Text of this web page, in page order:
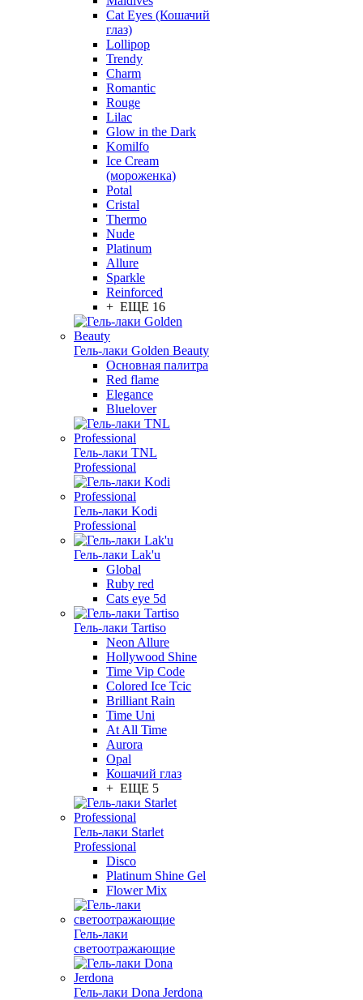
Cat Eyes (Кошачий
глаз)
Lollipop
Trendy
Charm
Romantic
Rouge
Lilac
Glow in the Dark
Komilfo
Ice Cream
(мороженка)
Potal
Cristal
Thermo
Nude
Platinum
Allure
Sparkle
Reinforced
+ ЕЩЕ 16
Гель-лаки Golden Beauty
Основная палитра
Red flame
Elegance
Bluelover
Гель-лаки TNL
Professional
Гель-лаки Kodi
Professional
Гель-лаки Lak'u
Global
Ruby red
Cats eye 5d
Гель-лаки Tartiso
Neon Allure
Hollywood Shine
Time Vip Code
Colored Ice Tcic
Brilliant Rain
Time Uni
At All Time
Aurora
Opal
Кошачий глаз
+ ЕЩЕ 5
Гель-лаки Starlet
Professional
Disco
Platinum Shine Gel
Flower Mix
Гель-лаки
светоотражающие
Гель-лаки Dona Jerdona